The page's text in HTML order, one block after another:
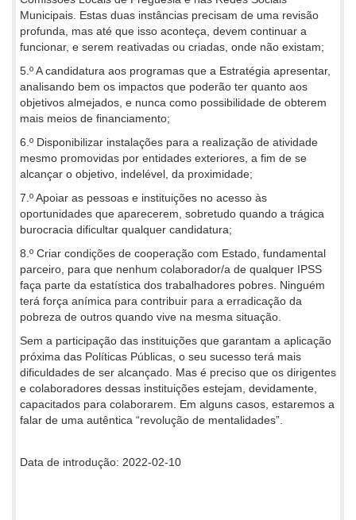
Municipais. Estas duas instâncias precisam de uma revisão
profunda, mas até que isso aconteça, devem continuar a
funcionar, e serem reativadas ou criadas, onde não existam;
5.º A candidatura aos programas que a Estratégia apresentar,
analisando bem os impactos que poderão ter quanto aos
objetivos almejados, e nunca como possibilidade de obterem
mais meios de financiamento;
6.º Disponibilizar instalações para a realização de atividade
mesmo promovidas por entidades exteriores, a fim de se
alcançar o objetivo, indelével, da proximidade;
7.º Apoiar as pessoas e instituições no acesso às
oportunidades que aparecerem, sobretudo quando a trágica
burocracia dificultar qualquer candidatura;
8.º Criar condições de cooperação com Estado, fundamental
parceiro, para que nenhum colaborador/a de qualquer IPSS
faça parte da estatística dos trabalhadores pobres. Ninguém
terá força anímica para contribuir para a erradicação da
pobreza de outros quando vive na mesma situação.
Sem a participação das instituições que garantam a aplicação
próxima das Políticas Públicas, o seu sucesso terá mais
dificuldades de ser alcançado. Mas é preciso que os dirigentes
e colaboradores dessas instituições estejam, devidamente,
capacitados para colaborarem. Em alguns casos, estaremos a
falar de uma autêntica “revolução de mentalidades”.
Data de introdução: 2022-02-10